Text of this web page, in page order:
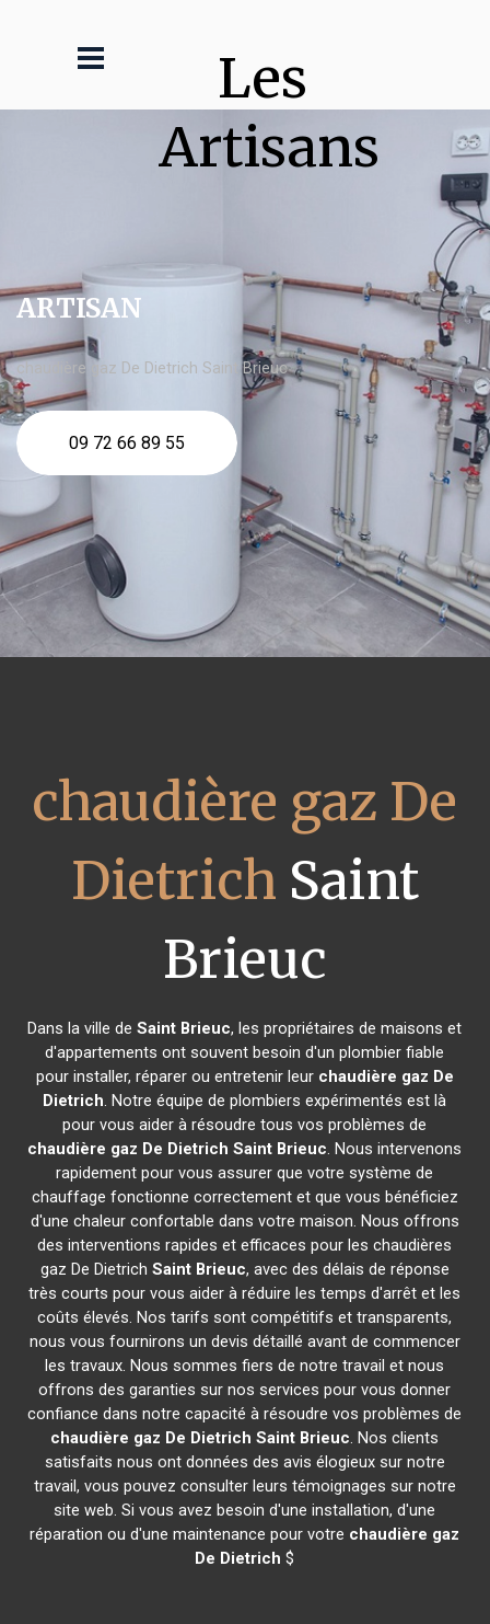
Les
Artisans
ARTISAN
chaudière gaz De Dietrich Saint Brieuc
09 72 66 89 55
chaudière gaz De
Dietrich Saint
Brieuc
Dans la ville deSaint Brieuc, les propriétaires de maisons et
d'appartements ont souvent besoin d'un plombier fiable
pour installer, réparer ou entretenir leur chaudière gaz De
Dietrich. Notre équipe de plombiers expérimentés est là
pour vous aider à résoudre tous vos problèmes de
chaudière gaz De Dietrich Saint Brieuc. Nous intervenons
rapidement pour vous assurer que votre système de
chauffage fonctionne correctement et que vous bénéficiez
d'une chaleur confortable dans votre maison. Nous offrons
des interventions rapides et efficaces pour les chaudières
gaz De Dietrich Saint Brieuc, avec des délais de réponse
très courts pour vous aider à réduire les temps d'arrêt et les
coûts élevés. Nos tarifs sont compétitifs et transparents,
nous vous fournirons un devis détaillé avant de commencer
les travaux. Nous sommes fiers de notre travail et nous
offrons des garanties sur nos services pour vous donner
confiance dans notre capacité à résoudre vos problèmes de
chaudière gaz De Dietrich Saint Brieuc. Nos clients
satisfaits nous ont données des avis élogieux sur notre
travail, vous pouvez consulter leurs témoignages sur notre
site web. Si vous avez besoin d'une installation, d'une
réparation ou d'une maintenance pour votre chaudière gaz
De Dietrich $